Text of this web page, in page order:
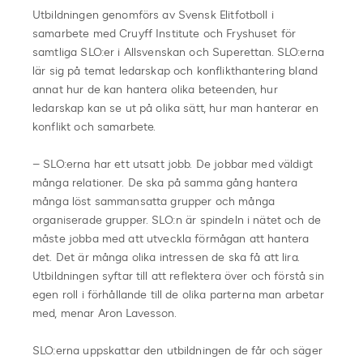
Utbildningen genomförs av Svensk Elitfotboll i
samarbete med Cruyff Institute och Fryshuset för
samtliga SLO:er i Allsvenskan och Superettan. SLO:erna
lär sig på temat ledarskap och konflikthantering bland
annat hur de kan hantera olika beteenden, hur
ledarskap kan se ut på olika sätt, hur man hanterar en
konflikt och samarbete.
– SLO:erna har ett utsatt jobb. De jobbar med väldigt
många relationer. De ska på samma gång hantera
många löst sammansatta grupper och många
organiserade grupper. SLO:n är spindeln i nätet och de
måste jobba med att utveckla förmågan att hantera
det. Det är många olika intressen de ska få att lira.
Utbildningen syftar till att reflektera över och förstå sin
egen roll i förhållande till de olika parterna man arbetar
med, menar Aron Lavesson.
SLO:erna uppskattar den utbildningen de får och säger